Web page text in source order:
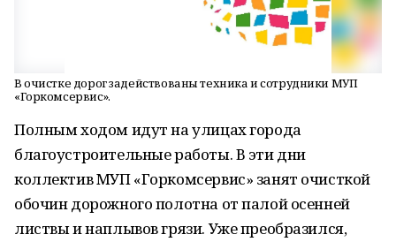
В очистке дорог задействованы техника и сотрудники МУП
«Горкомсервис».
Полным ходом идут на улицах города
благоустроительные работы. В эти дни
коллектив МУП «Горкомсервис» занят очисткой
обочин дорожного полотна от палой осенней
листвы и наплывов грязи. Уже преобразился,